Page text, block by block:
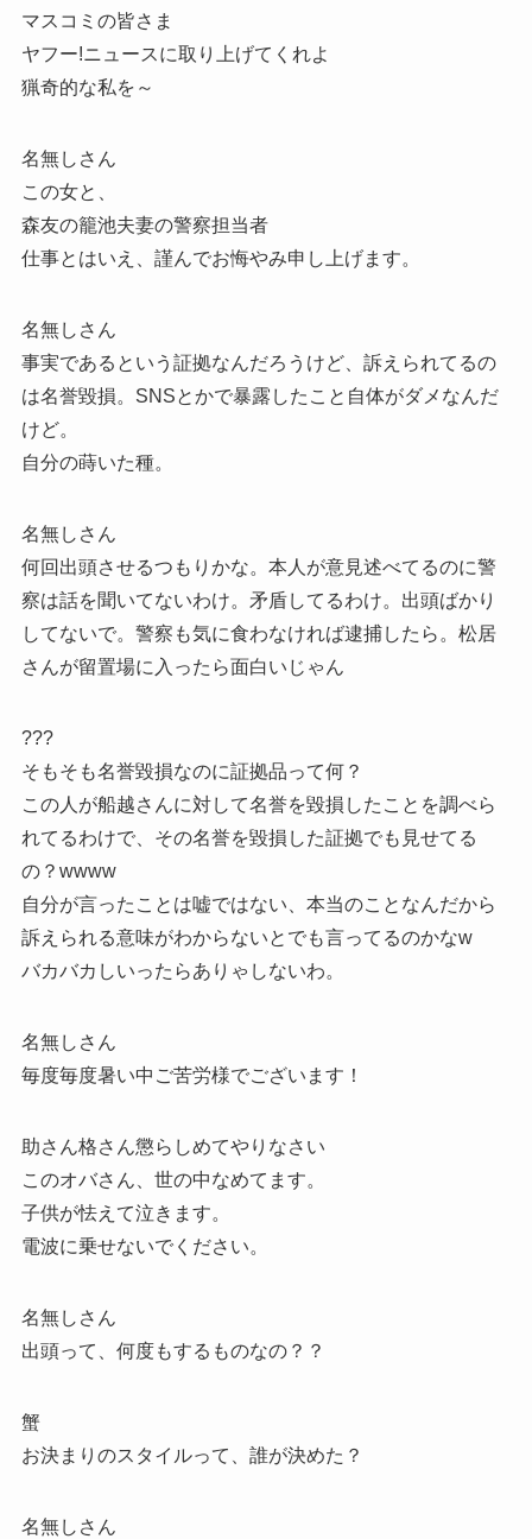
マスコミの皆さま
ヤフー!ニュースに取り上げてくれよ
猟奇的な私を～
名無しさん
この女と、
森友の籠池夫妻の警察担当者
仕事とはいえ、謹んでお悔やみ申し上げます。
名無しさん
事実であるという証拠なんだろうけど、訴えられてるの
は名誉毀損。SNSとかで暴露したこと自体がダメなんだ
けど。
自分の蒔いた種。
名無しさん
何回出頭させるつもりかな。本人が意見述べてるのに警
察は話を聞いてないわけ。矛盾してるわけ。出頭ばかり
してないで。警察も気に食わなければ逮捕したら。松居
さんが留置場に入ったら面白いじゃん
???
そもそも名誉毀損なのに証拠品って何？
この人が船越さんに対して名誉を毀損したことを調べら
れてるわけで、その名誉を毀損した証拠でも見せてる
の？wwww
自分が言ったことは嘘ではない、本当のことなんだから
訴えられる意味がわからないとでも言ってるのかなw
バカバカしいったらありゃしないわ。
名無しさん
毎度毎度暑い中ご苦労様でございます！
助さん格さん懲らしめてやりなさい
このオバさん、世の中なめてます。
子供が怯えて泣きます。
電波に乗せないでください。
名無しさん
出頭って、何度もするものなの？？
蟹
お決まりのスタイルって、誰が決めた？
名無しさん